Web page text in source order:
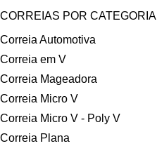
CORREIAS POR CATEGORIA
Correia Automotiva
Correia em V
Correia Mageadora
Correia Micro V
Correia Micro V - Poly V
Correia Plana